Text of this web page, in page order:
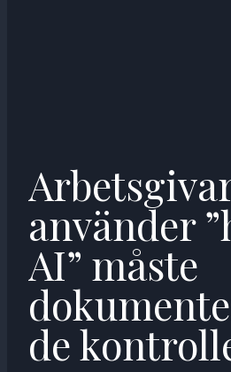
använder
AI” måste
de